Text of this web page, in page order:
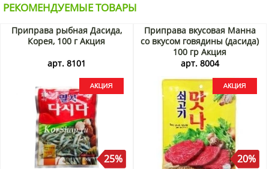
РЕКОМЕНДУЕМЫЕ ТОВАРЫ
Приправа рыбная Дасида,
Корея, 100 г Акция
арт. 8101
25%
Приправа вкусовая Манна
со вкусом говядины (дасида)
100 гр Акция
арт. 8004
20%